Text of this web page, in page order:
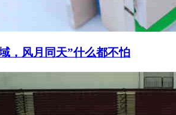
，风月同天”什么都不怕